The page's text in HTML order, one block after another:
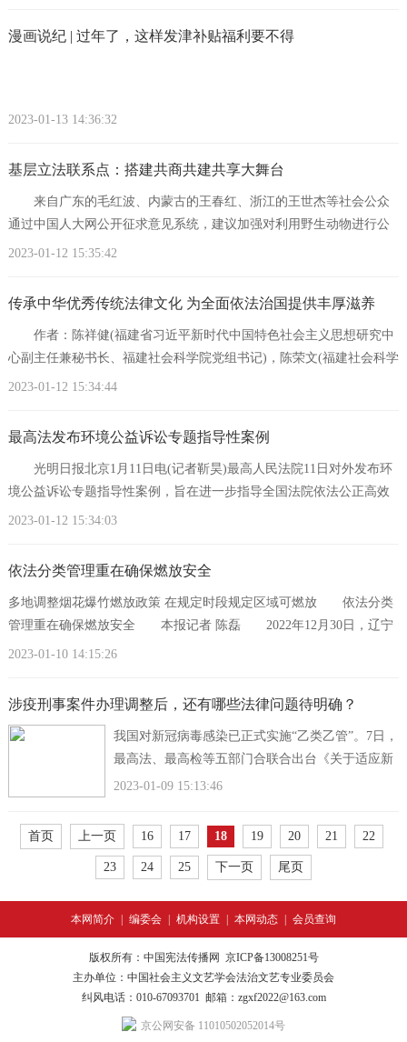
漫画说纪 | 过年了，这样发津补贴福利要不得
2023-01-13 14:36:32
基层立法联系点：搭建共商共建共享大舞台
来自广东的毛红波、内蒙古的王春红、浙江的王世杰等社会公众
通过中国人大网公开征求意见系统，建议加强对利用野生动物进行公
众展示展演活动的规范管理;基层立法联系点广
2023-01-12 15:35:42
传承中华优秀传统法律文化 为全面依法治国提供丰厚滋养
作者：陈祥健(福建省习近平新时代中国特色社会主义思想研究中
心副主任兼秘书长、福建社会科学院党组书记)，陈荣文(福建社会科学
院研究员) 习近平总书记在党的二十大
2023-01-12 15:34:44
最高法发布环境公益诉讼专题指导性案例
光明日报北京1月11日电(记者靳昊)最高人民法院11日对外发布环
境公益诉讼专题指导性案例，旨在进一步指导全国法院依法公正高效
审理环境公益诉讼案件，加大生态环境司法保
2023-01-12 15:34:03
依法分类管理重在确保燃放安全
多地调整烟花爆竹燃放政策 在规定时段规定区域可燃放 依法分类
管理重在确保燃放安全 本报记者 陈磊 2022年12月30日，辽宁
省大连市政府发布《关于做好2023年
2023-01-10 14:15:26
涉疫刑事案件办理调整后，还有哪些法律问题待明确？
我国对新冠病毒感染已正式实施“乙类乙管”。7日，
最高法、最高检等五部门合联合出台《关于适应新
阶段疫情防控政策调整依法妥善办理相关刑事案件
2023-01-09 15:13:46
首页 上一页 16 17 18 19 20 21 22
23 24 25 下一页 尾页
本网简介 编委会 机构设置 本网动态 会员查询
版权所有：中国宪法传播网 京ICP备13008251号
主办单位：中国社会主义文艺学会法治文艺专业委员会
纠风电话：010-67093701 邮箱：zgxf2022@163.com
京公网安备 11010502052014号